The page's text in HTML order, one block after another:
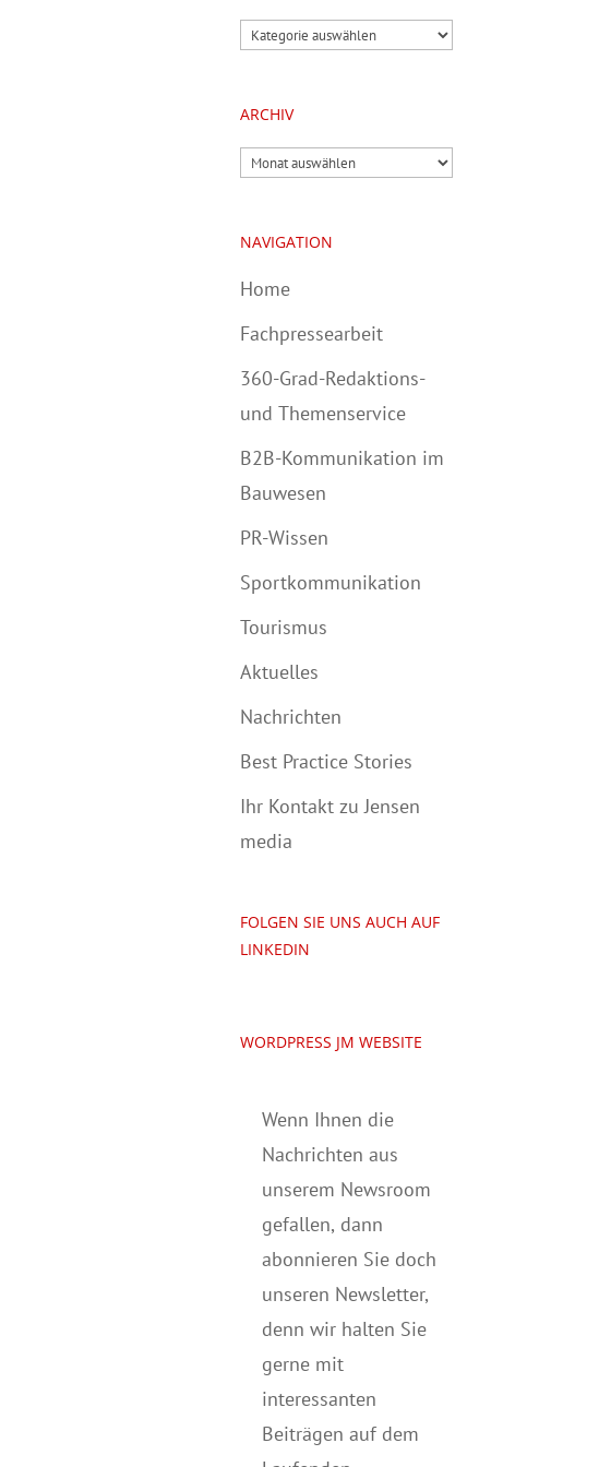
Kategorien
ARCHIV
Archiv
NAVIGATION
Home
Fachpressearbeit
360-Grad-Redaktions-
und Themenservice
B2B-Kommunikation im
Bauwesen
PR-Wissen
Sportkommunikation
Tourismus
Aktuelles
Nachrichten
Best Practice Stories
Ihr Kontakt zu Jensen
media
FOLGEN SIE UNS AUCH AUF
LINKEDIN
WORDPRESS JM WEBSITE
Wenn Ihnen die
Nachrichten aus
unserem Newsroom
gefallen, dann
abonnieren Sie doch
unseren Newsletter,
denn wir halten Sie
gerne mit
interessanten
Beiträgen auf dem